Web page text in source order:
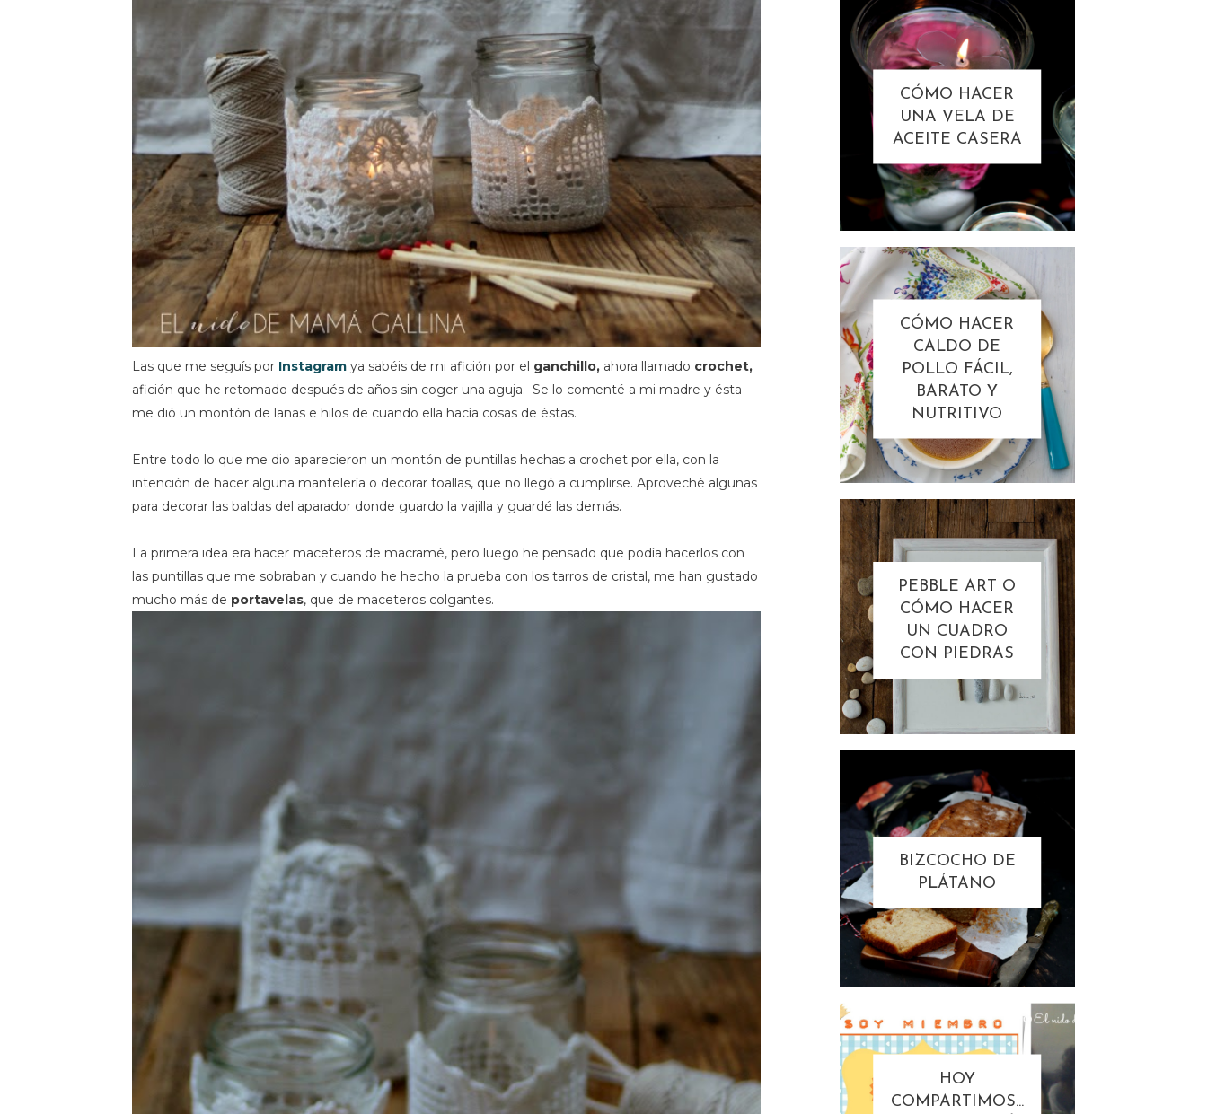
Las que me seguís por Instagram ya sabéis de mi afición por el ganchillo, ahora llamado crochet,
afición que he retomado después de años sin coger una aguja. Se lo comenté a mi madre y ésta
me dió un montón de lanas e hilos de cuando ella hacía cosas de éstas.
Entre todo lo que me dio aparecieron un montón de puntillas hechas a crochet por ella, con la
intención de hacer alguna mantelería o decorar toallas, que no llegó a cumplirse. Aproveché algunas
para decorar las baldas del aparador donde guardo la vajilla y guardé las demás.
La primera idea era hacer maceteros de macramé, pero luego he pensado que podía hacerlos con
las puntillas que me sobraban y cuando he hecho la prueba con los tarros de cristal, me han gustado
mucho más de portavelas, que de maceteros colgantes.
CÓMO HACER
UNA VELA DE
ACEITE CASERA
CÓMO HACER
CALDO DE
POLLO FÁCIL,
BARATO Y
NUTRITIVO
PEBBLE ART O
CÓMO HACER
UN CUADRO
CON PIEDRAS
BIZCOCHO DE
PLÁTANO
HOY
COMPARTIMOS...